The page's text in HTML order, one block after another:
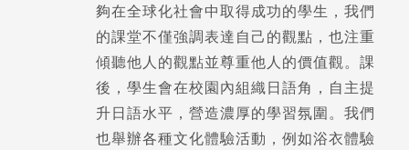
夠在全球化社會中取得成功的學生，我們
的課堂不僅強調表達自己的觀點，也注重
傾聽他人的觀點並尊重他人的價值觀。課
後，學生會在校園內組織日語角，自主提
升日語水平，營造濃厚的學習氛圍。我們
也舉辦各種文化體驗活動，例如浴衣體驗